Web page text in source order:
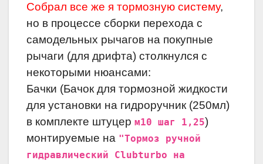
Собрал все же я тормозную систему,
но в процессе сборки перехода с
самодельных рычагов на покупные
рычаги (для дрифта) столкнулся с
некоторыми нюансами:
Бачки (Бачок для тормозной жидкости
для установки на гидроручник (250мл)
в комплекте штуцер м10 шаг 1,25)
монтируемые на "Тормоз ручной
гидравлический Clubturbo на